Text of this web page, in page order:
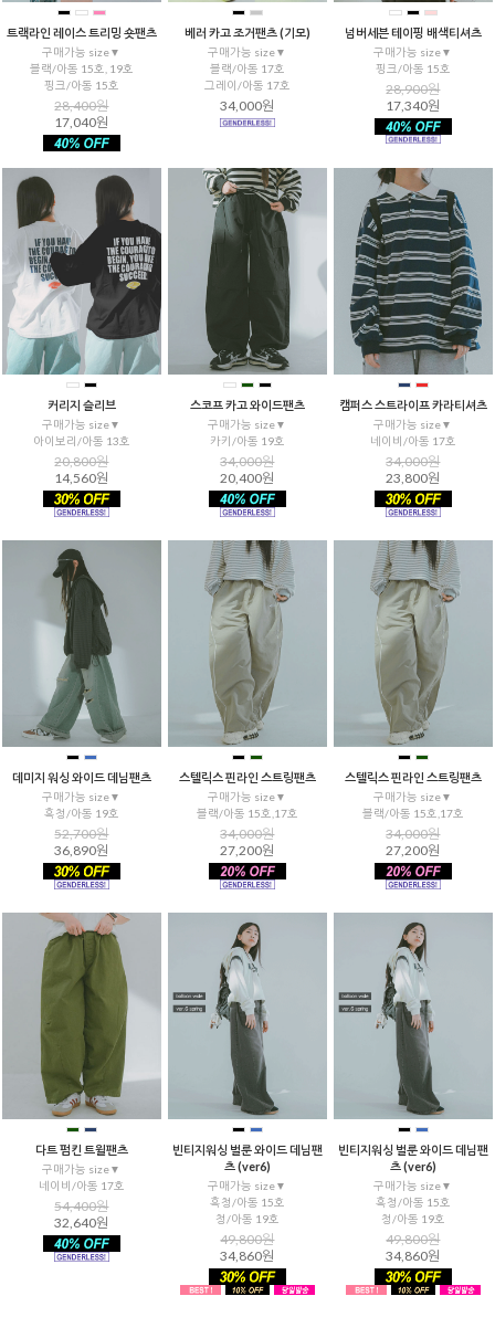
트랙라인 레이스 트리밍 숏팬츠
구매가능 size▼
블랙/아동 15호, 19호
핑크/아동 15호
28,400원
17,040원
베러 카고 조거팬츠 (기모)
구매가능 size▼
블랙/아동 17호
그레이/아동 17호
34,000원
넘버세븐 테이핑 배색티셔츠
구매가능 size▼
핑크/아동 15호
28,900원
17,340원
커리지 슬리브
구매가능 size▼
아이보리/아동 13호
20,800원
14,560원
스코프 카고 와이드팬츠
구매가능 size▼
카키/아동 19호
34,000원
20,400원
캠퍼스 스트라이프 카라티셔츠
구매가능 size▼
네이비/아동 17호
34,000원
23,800원
데미지 워싱 와이드 데님팬츠
구매가능 size▼
흑청/아동 19호
52,700원
36,890원
스텔릭스 핀라인 스트링팬츠
구매가능 size▼
블랙/아동 15호,17호
34,000원
27,200원
스텔릭스 핀라인 스트링팬츠
구매가능 size▼
블랙/아동 15호,17호
34,000원
27,200원
다트 펌킨 트윌팬츠
구매가능 size▼
네이비/아동 17호
54,400원
32,640원
빈티지워싱 벌룬 와이드 데님팬
츠 (ver6)
구매가능 size▼
흑청/아동 15호
청/아동 19호
49,800원
34,860원
빈티지워싱 벌룬 와이드 데님팬
츠 (ver6)
구매가능 size▼
흑청/아동 15호
청/아동 19호
49,800원
34,860원